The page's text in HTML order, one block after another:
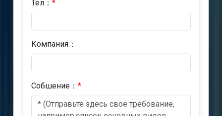
Тел： *
Компания：
Cобшениe： *